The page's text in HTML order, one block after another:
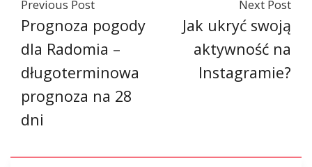
Previous Post
Prognoza pogody
dla Radomia –
długoterminowa
prognoza na 28
dni
Next Post
Jak ukryć swoją
aktywność na
Instagramie?